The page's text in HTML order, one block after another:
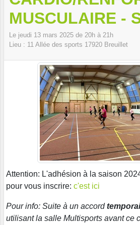
MUSCULAIRE -
Le jeudi 13 mars 2025 de 20h à 21h
Lieu : 11 Allée des sports 17920 Breuillet
Attention: L'adhésion à la saison
pour vous inscrire: c'est ici
Pour info: Suite à un accord
utilisant la salle Multisports avant ce